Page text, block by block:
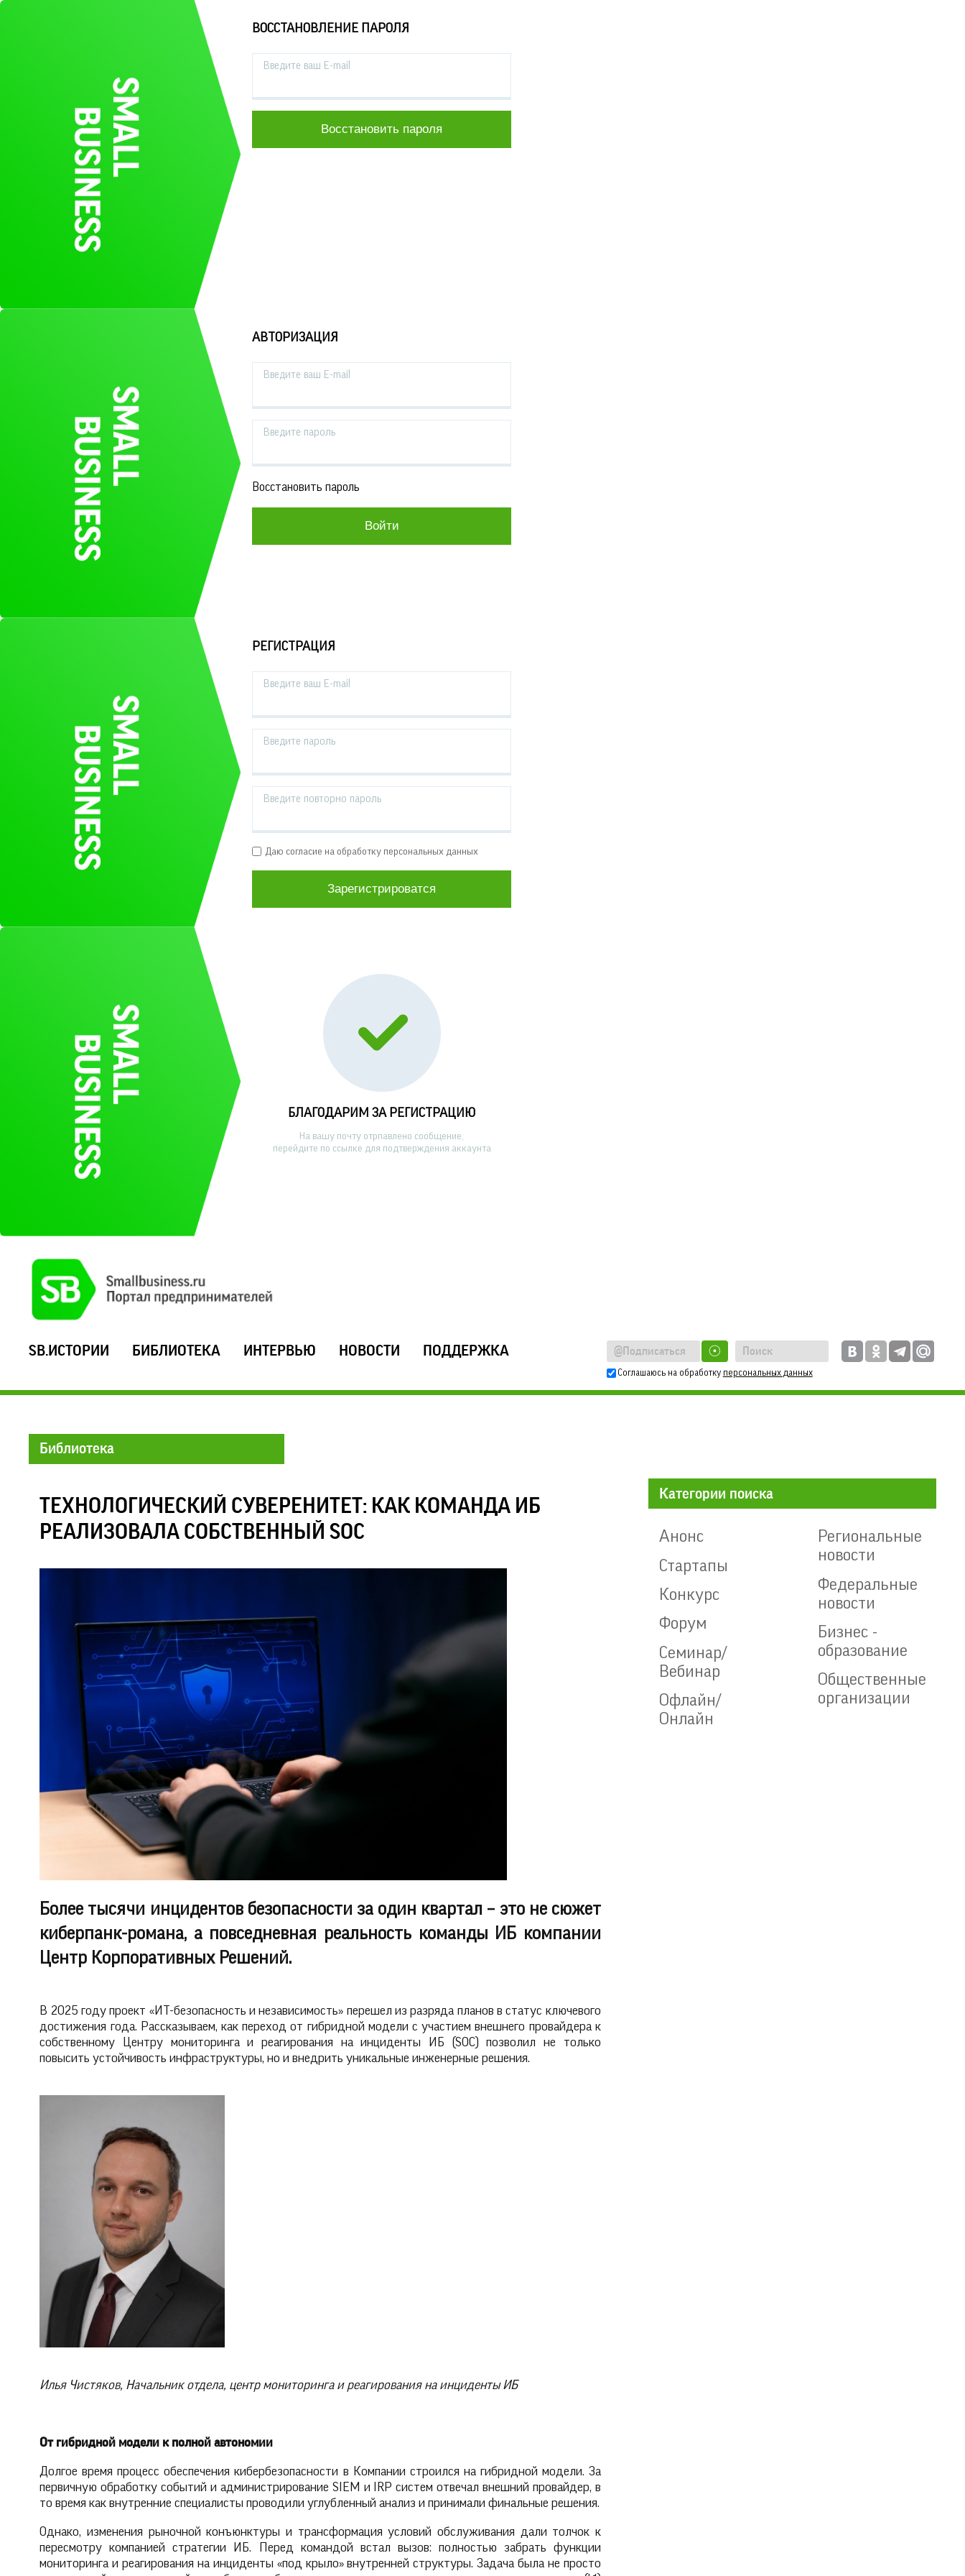
ВОССТАНОВЛЕНИЕ ПАРОЛЯ
Введите ваш E-mail
АВТОРИЗАЦИЯ
Введите ваш E-mail
Введите пароль
Восстановить пароль
РЕГИСТРАЦИЯ
Введите ваш E-mail
Введите пароль
Введите повторно пароль
Даю согласие на обработку персональных данных
БЛАГОДАРИМ ЗА РЕГИСТРАЦИЮ
На вашу почту отрпавлено сообщение,
перейдите по ссылке для подтверждения аккаунта
SB.ИСТОРИИ БИБЛИОТЕКА ИНТЕРВЬЮ НОВОСТИ ПОДДЕРЖКА ☉
Соглашаюсь на обработку персональных данных
Библиотека
ТЕХНОЛОГИЧЕСКИЙ СУВЕРЕНИТЕТ: КАК КОМАНДА ИБ
РЕАЛИЗОВАЛА СОБСТВЕННЫЙ SOC
Более тысячи инцидентов безопасности за один квартал – это не сюжет
киберпанк-романа, а повседневная реальность команды ИБ компании
Центр Корпоративных Решений.
В 2025 году проект «ИТ-безопасность и независимость» перешел из разряда планов в статус ключевого
достижения года. Рассказываем, как переход от гибридной модели с участием внешнего провайдера к
собственному Центру мониторинга и реагирования на инциденты ИБ (SOC) позволил не только
повысить устойчивость инфраструктуры, но и внедрить уникальные инженерные решения.
Илья Чистяков, Начальник отдела, центр мониторинга и реагирования на инциденты ИБ
От гибридной модели к полной автономии
Долгое время процесс обеспечения кибербезопасности в Компании строился на гибридной модели. За
первичную обработку событий и администрирование SIEM и IRP систем отвечал внешний провайдер, в
то время как внутренние специалисты проводили углубленный анализ и принимали финальные решения.
Однако, изменения рыночной конъюнктуры и трансформация условий обслуживания дали толчок к
пересмотру компанией стратегии ИБ. Перед командой встал вызов: полностью забрать функции
мониторинга и реагирования на инциденты «под крыло» внутренней структуры. Задача была не просто
Категории поиска
Анонс
Стартапы
Конкурс
Форум
Семинар/
Вебинар
Офлайн/
Онлайн
Региональные
новости
Федеральные
новости
Бизнес -
образование
Общественные
организации